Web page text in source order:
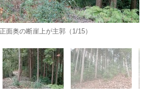
面奥の断崖上が主郭（1/15）